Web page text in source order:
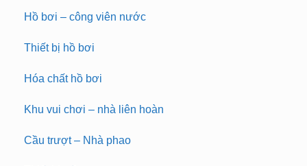
Hồ bơi – công viên nước
Thiết bị hồ bơi
Hóa chất hồ bơi
Khu vui chơi – nhà liên hoàn
Cầu trượt – Nhà phao